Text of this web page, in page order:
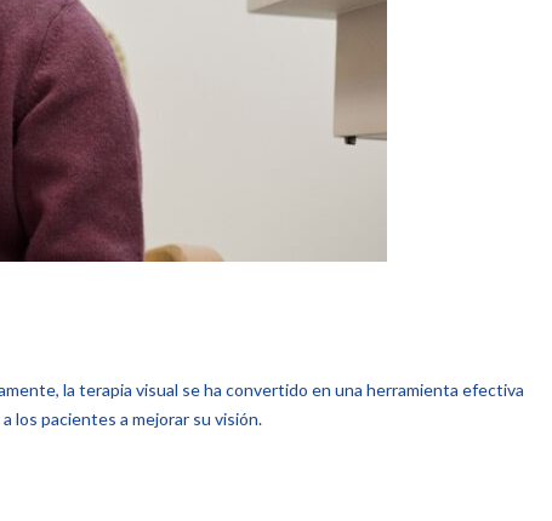
la terapia visual se ha convertido en una herramienta efectiva
los pacientes a mejorar su visión.